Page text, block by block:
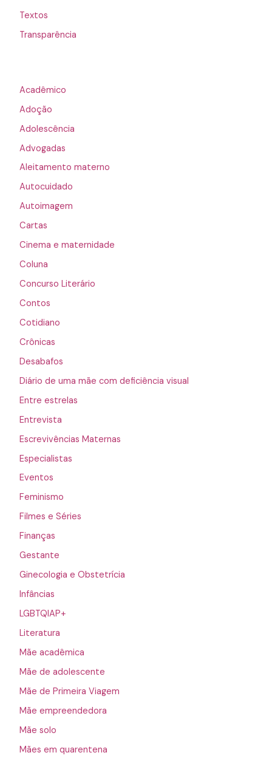
Textos
Transparência
Acadêmico
Adoção
Adolescência
Advogadas
Aleitamento materno
Autocuidado
Autoimagem
Cartas
Cinema e maternidade
Coluna
Concurso Literário
Contos
Cotidiano
Crônicas
Desabafos
Diário de uma mãe com deficiência visual
Entre estrelas
Entrevista
Escrevivências Maternas
Especialistas
Eventos
Feminismo
Filmes e Séries
Finanças
Gestante
Ginecologia e Obstetrícia
Infâncias
LGBTQIAP+
Literatura
Mãe acadêmica
Mãe de adolescente
Mãe de Primeira Viagem
Mãe empreendedora
Mãe solo
Mães em quarentena